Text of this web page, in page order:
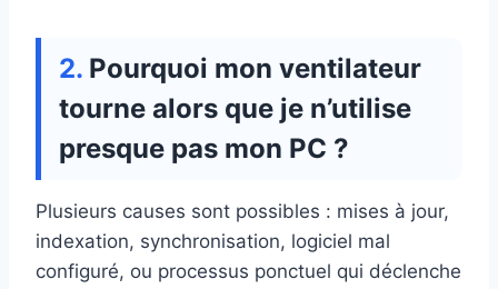
Pourquoi mon ventilateur
tourne alors que je n’utilise
presque pas mon PC ?
Plusieurs causes sont possibles : mises à jour,
indexation, synchronisation, logiciel mal
configuré, ou processus ponctuel qui déclenche